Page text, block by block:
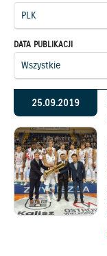
DATA PUBLIKACJI
25.09.2019